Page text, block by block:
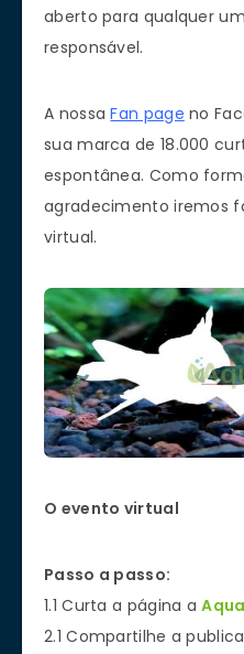
aberto para qualquer
responsável.
A nossaFan page no
sua marca de 18.000
espontânea. Como
agradecimento iremos
virtual.
O evento virtual
Passo a passo:
1.1 Curta a página a
2.1 Compartilhe a